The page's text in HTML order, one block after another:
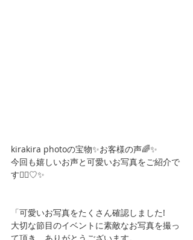
kirakira photoの宝物✨お客様の声🌈✨
今回も嬉しいお声と可愛いお写真をご紹介で
す🏃‍♀️♡✨
「可愛いお写真をたくさん確認しました!
大切な節目のイベントに素敵なお写真を撮っ